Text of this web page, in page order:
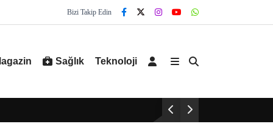
Bizi Takip Edin
Sağlık Teknoloji